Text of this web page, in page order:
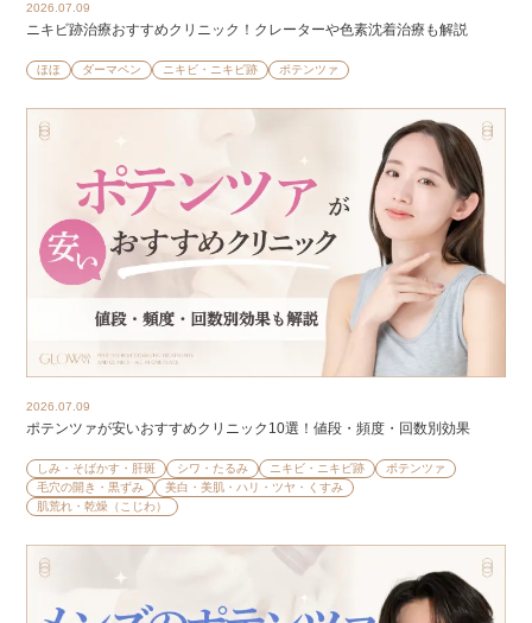
2026.07.09
ニキビ跡治療おすすめクリニック！クレーターや色素沈着治療も解説
ほほ ダーマペン ニキビ・ニキビ跡 ポテンツァ
2026.07.09
ポテンツァが安いおすすめクリニック10選！値段・頻度・回数別効果
しみ・そばかす・肝斑 シワ・たるみ ニキビ・ニキビ跡
ポテンツァ
毛穴の開き・黒ずみ
美白・美肌・ハリ・ツヤ・くすみ
肌荒れ・乾燥（こじわ）